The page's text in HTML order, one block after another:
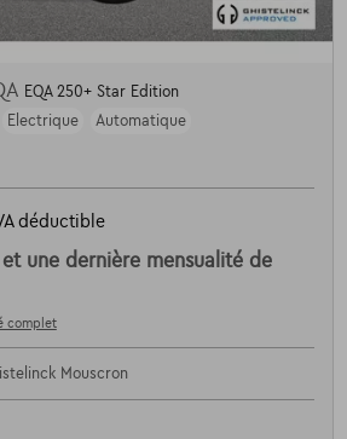
EQA 250+ Star Edition
Electrique
Automatique
déductible
et une dernière mensualité de
complet
Mouscron